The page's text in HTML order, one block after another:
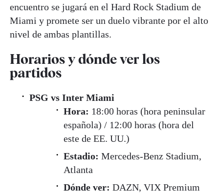
encuentro se jugará en el Hard Rock Stadium de
Miami y promete ser un duelo vibrante por el alto
nivel de ambas plantillas.
Horarios y dónde ver los
partidos
PSG vs Inter Miami
Hora: 18:00 horas (hora peninsular
española) / 12:00 horas (hora del
este de EE. UU.)
Estadio: Mercedes-Benz Stadium,
Atlanta
Dónde ver: DAZN, VIX Premium